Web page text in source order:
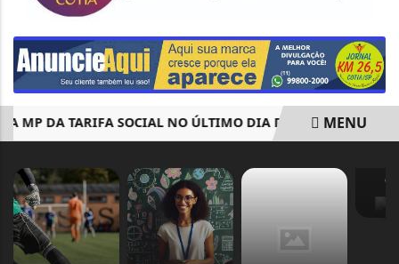
DA TARIFA SOCIAL NO ÚLTIMO DIA DO PRAZO, E TEXTO
MENU